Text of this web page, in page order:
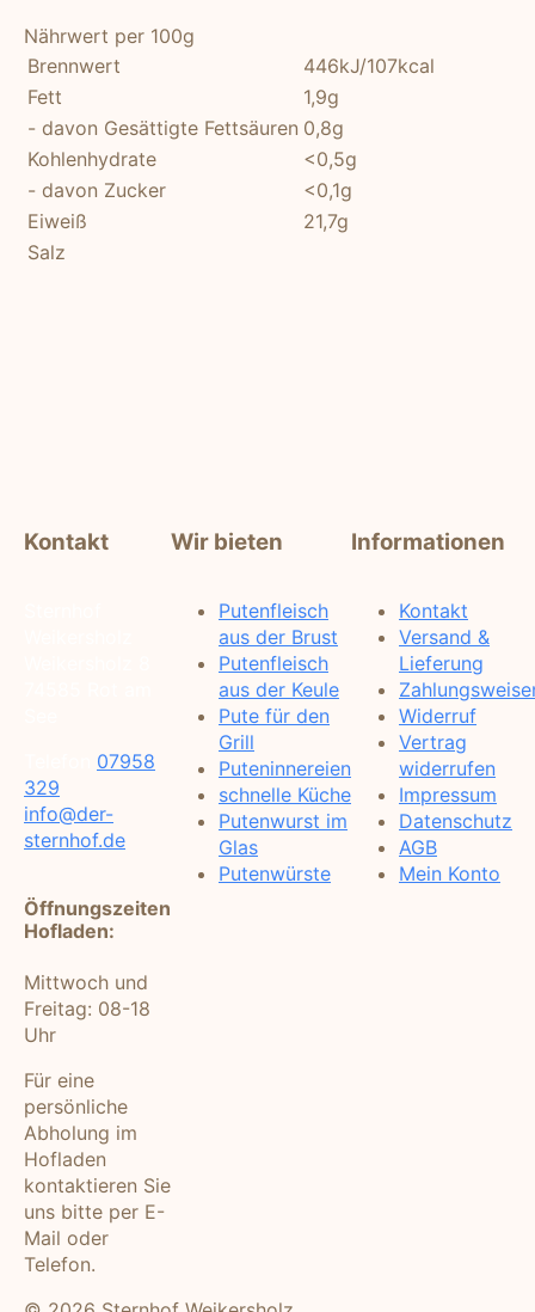
Nährwert per 100g
Brennwert
446kJ/107kcal
Fett
1,9g
- davon Gesättigte Fettsäuren 0,8g
Kohlenhydrate
<0,5g
- davon Zucker
<0,1g
Eiweiß
21,7g
Salz
Kontakt
07958
329
info@der-
sternhof.de
Öffnungszeiten
Hofladen:
Mittwoch und
Freitag: 08-18
Uhr
Für eine
persönliche
Abholung im
Hofladen
kontaktieren Sie
uns bitte per E-
Mail oder
Telefon.
Wir bieten
Putenfleisch
aus der Brust
Putenfleisch
aus der Keule
Pute für den
Grill
Puteninnereien
schnelle Küche
Putenwurst im
Glas
Putenwürste
Informationen
Kontakt
Versand &
Lieferung
Widerruf
Vertrag
widerrufen
Impressum
Datenschutz
AGB
Mein Konto